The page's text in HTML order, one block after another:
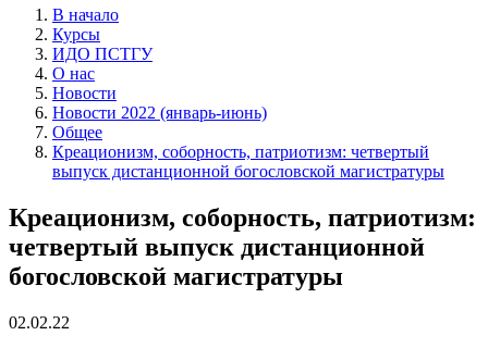
В начало
Курсы
ИДО ПСТГУ
О нас
Новости
Новости 2022 (январь-июнь)
Общее
Креационизм, соборность, патриотизм: четвертый
выпуск дистанционной богословской магистратуры
Креационизм, соборность, патриотизм:
четвертый выпуск дистанционной
богословской магистратуры
02.02.22